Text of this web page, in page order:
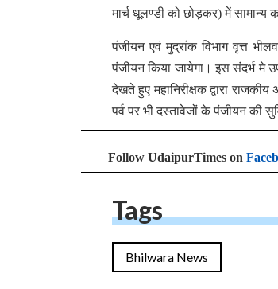
मार्च धूलण्डी को छोड़कर) में सामान्य
पंजीयन एवं मुद्रांक विभाग वृत्त
पंजीयन किया जायेगा। इस संदर्भ मे
देखते हुए महानिरीक्षक द्वारा
पर्व पर भी दस्तावेजों के पंजीयन की
Follow UdaipurTimes on
Tags
Bhilwara News